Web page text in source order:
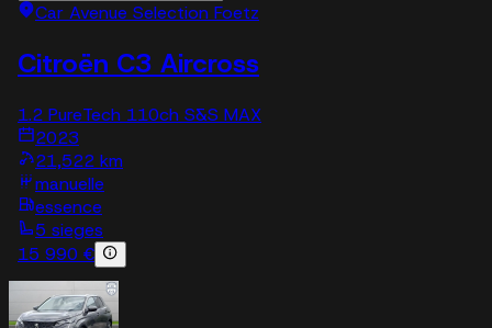
Car Avenue Selection Foetz
Citroën C3 Aircross
1.2 PureTech 110ch S&S MAX
2023
21,522 km
manuelle
essence
5 sieges
15 990 €